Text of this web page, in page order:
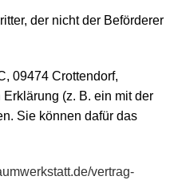
der nicht der Beförderer
09474 Crottendorf,
(z. B. ein mit der
Sie können dafür das
/vertrag-